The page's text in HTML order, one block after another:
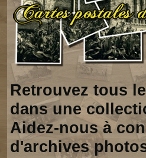
Retrouvez tous
dans une
Aidez-nous à
d'archives